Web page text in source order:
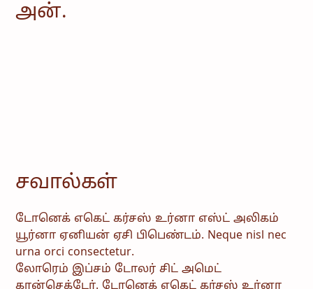
அன்.
சவால்கள்
டோனெக் எகெட் கர்சஸ் உர்னா எஸ்ட் அலிகம்
யூர்னா ஏனியன் ஏசி பிபெண்டம். Neque nisl nec
urna orci consectetur.
லோரெம் இப்சம் டோலர் சிட் அமெட்